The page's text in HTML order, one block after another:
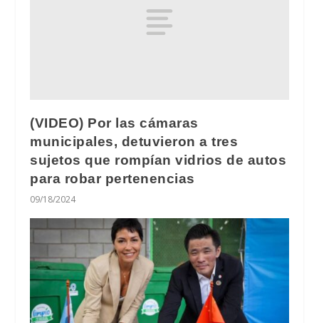
(VIDEO) Por las cámaras
municipales, detuvieron a tres
sujetos que rompían vidrios de autos
para robar pertenencias
09/18/2024